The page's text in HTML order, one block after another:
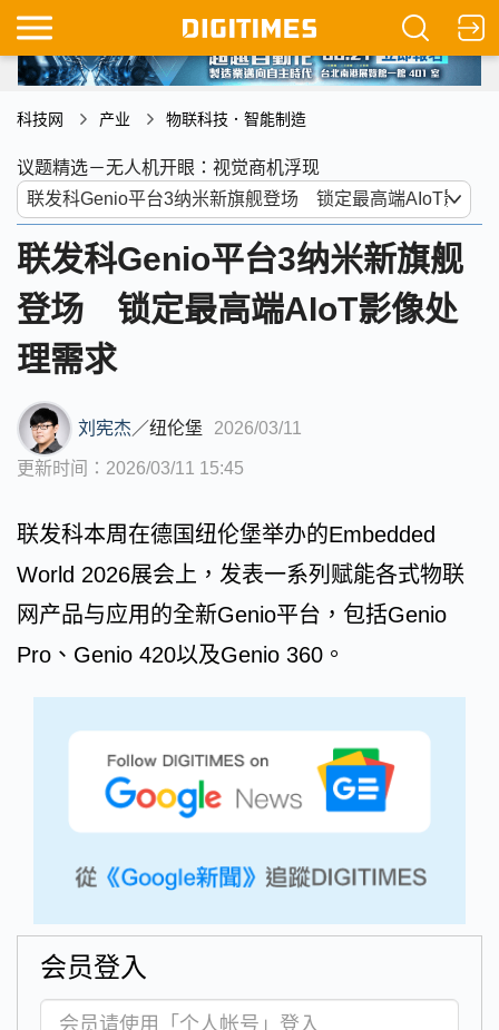
科技网 产业 物联科技．智能制造
议题精选－无人机开眼：视觉商机浮现
联发科Genio平台3纳米新旗舰
登场 锁定最高端AIoT影像处
理需求
刘宪杰／纽伦堡 2026/03/11
更新时间：2026/03/11 15:45
联发科本周在德国纽伦堡举办的Embedded
World 2026展会上，发表一系列赋能各式物联
网产品与应用的全新Genio平台，包括Genio
Pro、Genio 420以及Genio 360。
会员登入